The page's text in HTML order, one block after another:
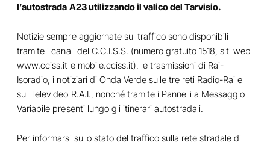
l’autostrada A23 utilizzando il valico del Tarvisio.
Notizie sempre aggiornate sul traffico sono disponibili
tramite i canali del C.C.I.S.S. (numero gratuito 1518, siti web
www.cciss.it e mobile.cciss.it), le trasmissioni di Rai-
Isoradio, i notiziari di Onda Verde sulle tre reti Radio-Rai e
sul Televideo R.A.I., nonché tramite i Pannelli a Messaggio
Variabile presenti lungo gli itinerari autostradali.
Per informarsi sullo stato del traffico sulla rete stradale di